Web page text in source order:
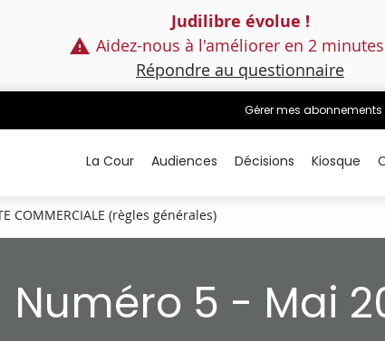
Judilibre évolue !
Aidez-nous à l'améliorer en 2 minutes
Répondre au questionnaire
Gérer mes abonnements
La Cour Audiences Décisions Kiosque
COMMERCIALE (règles générales)
Numéro 5 - Mai